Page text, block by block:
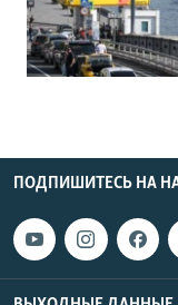
ПОДПИШИТЕСЬ НА